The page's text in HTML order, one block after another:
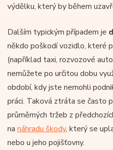
výdělku, který by během
Dalším typickým případem je
někdo poškodí vozidlo, které
(například taxi, rozvozové
nemůžete po určitou dobu
období, kdy jste nemohli
práci. Taková ztráta se často
průměrných tržeb z
na náhradu škody, který se
nebo u jeho pojišťovny.